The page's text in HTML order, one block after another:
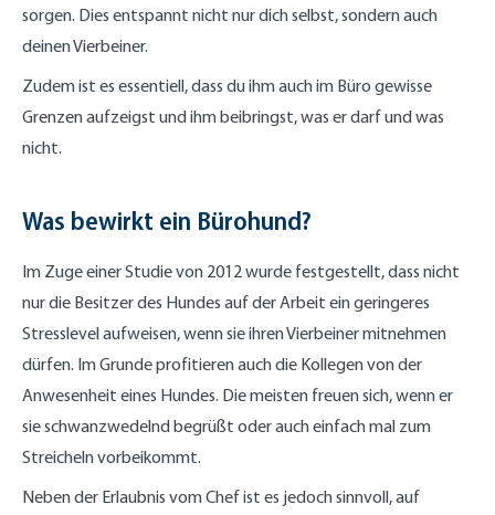
sorgen. Dies entspannt nicht nur dich selbst, sondern auch
deinen Vierbeiner.
Zudem ist es essentiell, dass du ihm auch im Büro gewisse
Grenzen aufzeigst und ihm beibringst, was er darf und was
nicht.
Was bewirkt ein Bürohund?
Im Zuge einer Studie von 2012 wurde festgestellt, dass nicht
nur die Besitzer des Hundes auf der Arbeit ein geringeres
Stresslevel aufweisen, wenn sie ihren Vierbeiner mitnehmen
dürfen. Im Grunde profitieren auch die Kollegen von der
Anwesenheit eines Hundes. Die meisten freuen sich, wenn er
sie schwanzwedelnd begrüßt oder auch einfach mal zum
Streicheln vorbeikommt.
Neben der Erlaubnis vom Chef ist es jedoch sinnvoll, auf